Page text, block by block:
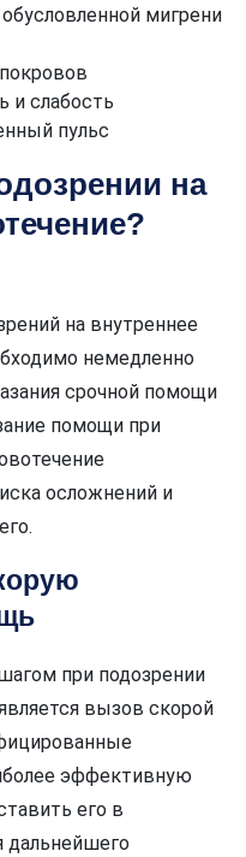
мигрени
и слабость
пульс
на
на внутреннее
немедленно
срочной помощи
помощи при
осложнений и
при подозрении
вызов скорой
эффективную
его в
дальнейшего